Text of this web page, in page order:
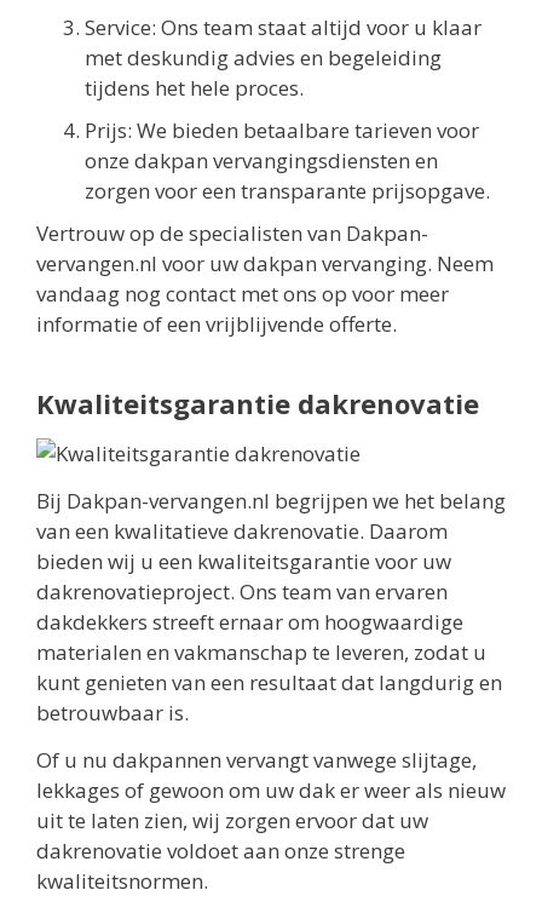
Service: Ons team staat altijd voor u klaar
met deskundig advies en begeleiding
tijdens het hele proces.
Prijs: We bieden betaalbare tarieven voor
onze dakpan vervangingsdiensten en
zorgen voor een transparante prijsopgave.
Vertrouw op de specialisten van Dakpan-
vervangen.nl voor uw dakpan vervanging. Neem
vandaag nog contact met ons op voor meer
informatie of een vrijblijvende offerte.
Kwaliteitsgarantie dakrenovatie
Bij Dakpan-vervangen.nl begrijpen we het belang
van een kwalitatieve dakrenovatie. Daarom
bieden wij u een kwaliteitsgarantie voor uw
dakrenovatieproject. Ons team van ervaren
dakdekkers streeft ernaar om hoogwaardige
materialen en vakmanschap te leveren, zodat u
kunt genieten van een resultaat dat langdurig en
betrouwbaar is.
Of u nu dakpannen vervangt vanwege slijtage,
lekkages of gewoon om uw dak er weer als nieuw
uit te laten zien, wij zorgen ervoor dat uw
dakrenovatie voldoet aan onze strenge
kwaliteitsnormen.